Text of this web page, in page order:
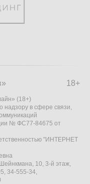
18+
(18+)
надзору в сфере связи,
№ ФС77-84675 от
"ИНТЕРНЕТ
10, 3-й этаж,
34-555-34,